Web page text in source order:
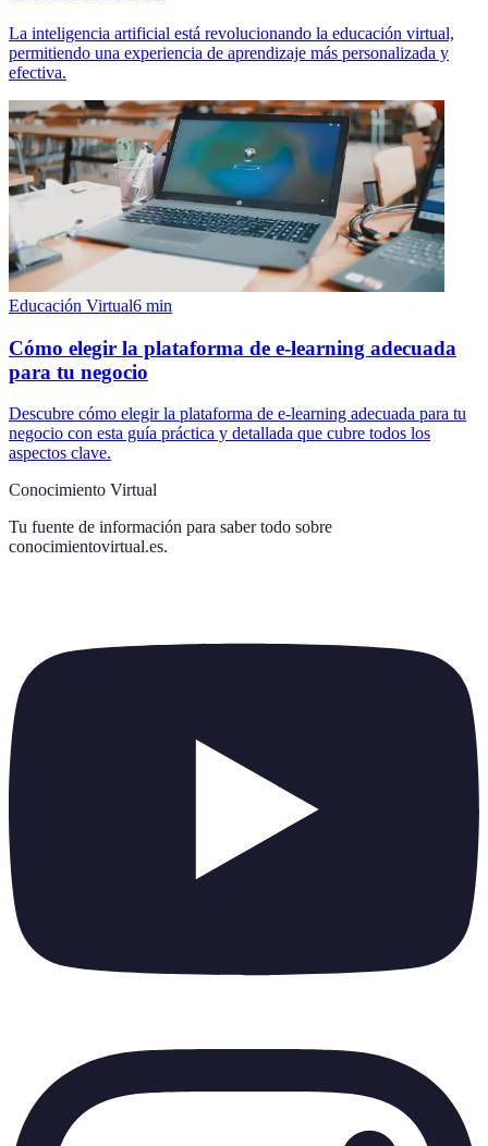
La inteligencia artificial está revolucionando la educación virtual,
permitiendo una experiencia de aprendizaje más personalizada y
efectiva.
Educación Virtual6 min
Cómo elegir la plataforma de e-learning adecuada
para tu negocio
Descubre cómo elegir la plataforma de e-learning adecuada para tu
negocio con esta guía práctica y detallada que cubre todos los
aspectos clave.
Conocimiento Virtual
Tu fuente de información para saber todo sobre
conocimientovirtual.es.